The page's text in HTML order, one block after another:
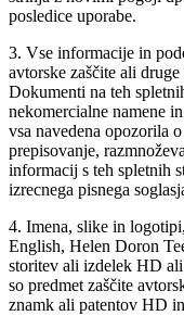
posledice uporabe.
3. Vse informacije in
avtorske zaščite ali
Dokumenti na teh
nekomercialne namene
vsa navedena opozorila
prepisovanje,
informacij s teh spletnih
izrecnega pisnega
4. Imena, slike in
English, Helen Doron
storitev ali izdelek HD
so predmet zaščite
znamk ali patentov HD